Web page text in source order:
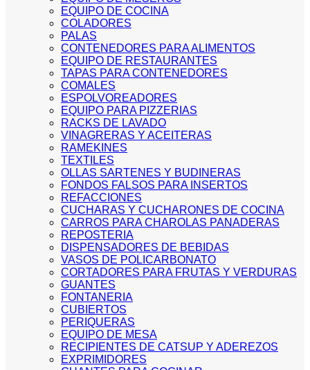
EQUIPO DE COCINA
COLADORES
PALAS
CONTENEDORES PARA ALIMENTOS
EQUIPO DE RESTAURANTES
TAPAS PARA CONTENEDORES
COMALES
ESPOLVOREADORES
EQUIPO PARA PIZZERIAS
RACKS DE LAVADO
VINAGRERAS Y ACEITERAS
RAMEKINES
TEXTILES
OLLAS SARTENES Y BUDINERAS
FONDOS FALSOS PARA INSERTOS
REFACCIONES
CUCHARAS Y CUCHARONES DE COCINA
CARROS PARA CHAROLAS PANADERAS
REPOSTERIA
DISPENSADORES DE BEBIDAS
VASOS DE POLICARBONATO
CORTADORES PARA FRUTAS Y VERDURAS
GUANTES
FONTANERIA
CUBIERTOS
PERIQUERAS
EQUIPO DE MESA
RECIPIENTES DE CATSUP Y ADEREZOS
EXPRIMIDORES